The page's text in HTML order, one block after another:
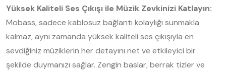
Yüksek Kaliteli Ses Çıkışı ile Müzik Zevkinizi Katlayın:
Mobass, sadece kablosuz bağlantı kolaylığı sunmakla
kalmaz, aynı zamanda yüksek kaliteli ses çıkışıyla en
sevdiğiniz müziklerin her detayını net ve etkileyici bir
şekilde duymanızı sağlar. Zengin baslar, berrak tizler ve